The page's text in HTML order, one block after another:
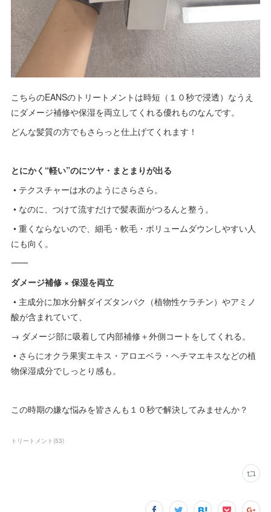
こちらのEANSのトリートメントは時短（１０秒で浸透）なうえ
にダメージ補修や保湿を両立してくれる優れものなんです。
どんな髪質の方でもさらっと仕上げてくれます！
とにかく“軽い”のにツヤ・まとまりが出る
• テクスチャーは水のようにさらさら。
• なのに、つけて流すだけで髪表面がつるんと整う。
• 重くならないので、細毛・軟毛・ボリュームダウンしやすい人
にも向く。
⸻
ダメージ補修 × 保湿を両立
• 主成分に加水分解ダイズタンパク（植物性ケラチン）やアミノ
酸が含まれていて、
→ ダメージ部に吸着して内部補修＋外側コートをしてくれる。
• さらにオクラ果実エキス・アロエベラ・ヘチマエキスなどの植
物保湿成分でしっとり感も。
この時期の嫌な悩みを皆さんも１０秒で解決してみませんか？
トリートメント (53)